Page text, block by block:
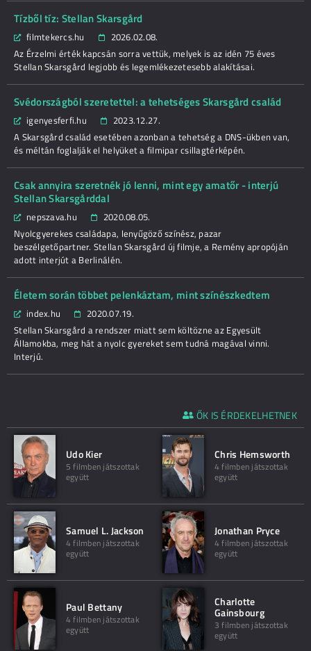
Tízből tíz: Stellan Skarsgård
filmtekercs.hu
2026.02.08.
Az Érzelmi érték kapcsán sorra vettük, melyek is az idén 75 éves
Stellan Skarsgård legjobb és legemlékezetesebb alakításai.
Svédországból szeretettel: a tehetséges Skarsgård család
igenyesferfi.hu
2023.12.27.
A Skarsgård család esetében azonban a tehetség a DNS-ükben van,
és méltán foglalják el helyüket a filmipar csillagtérképén.
Csak annyira szeretnék jó lenni, mint egy amatőr - interjú
Stellan Skarsgårddal
nepszava.hu
2020.08.05.
Nyolcgyerekes családapa, lenyűgöző színész, pazar
beszélgetőpartner. Stellan Skarsgård új filmje, a Remény apropóján
adott interjút a Berlinálén.
Életem során többet pelenkáztam, mint színészkedtem
index.hu
2020.07.19.
Stellan Skarsgård a rendszer miatt sem költözne az Egyesült
Államokba, meg hát a nyolc gyereket sem tudná magával vinni.
Interjú.
ŐK IS ÉRDEKELHETNEK
Udo Kier
5 filmben játszottak
együtt
Chris Hemsworth
4 filmben játszottak
együtt
Samuel L. Jackson
4 filmben játszottak
együtt
Jonathan Pryce
4 filmben játszottak
együtt
Paul Bettany
4 filmben játszottak
együtt
Charlotte
Gainsbourg
3 filmben játszottak
együtt